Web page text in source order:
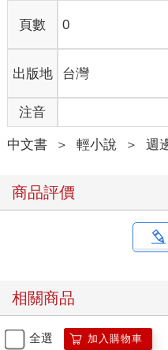
頁數 0
出版地 台灣
注音
中文書 ＞ 輕小說 ＞ 週
商品評價
相關商品
全選 加入購物車